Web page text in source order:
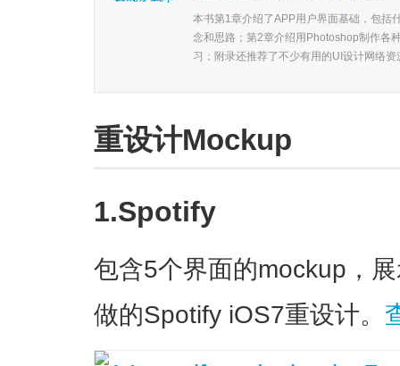
本书第1章介绍了APP用户界面基础，包括
念和思路；第2章介绍用Photoshop制作各
习；附录还推荐了不少有用的UI设计网络资
重设计Mockup
1.Spotify
包含5个界面的mockup，
做的Spotify iOS7重设计。